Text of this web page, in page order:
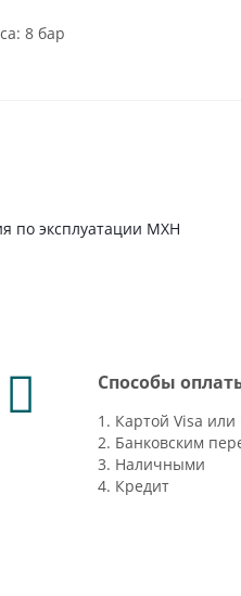
8 бар
по эксплуатации MXH
Способы
1. Картой Visa
2. Банковским
3. Наличными
4. Кредит